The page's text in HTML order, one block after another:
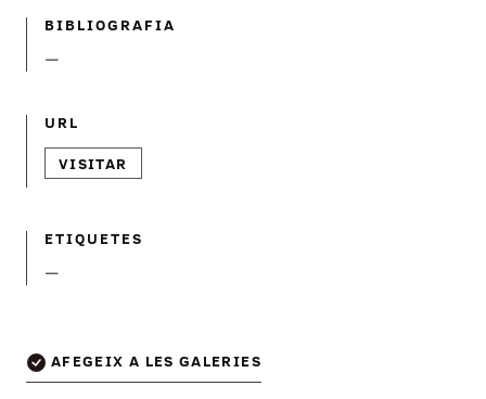
BIBLIOGRAFIA
—
URL
VISITAR
ETIQUETES
—
AFEGEIX A LES GALERIES